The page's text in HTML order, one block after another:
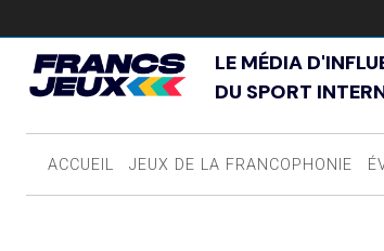
LE MÉDIA
DU SPORT
ACCUEIL JEUX DE LA FRANCOPHONIE